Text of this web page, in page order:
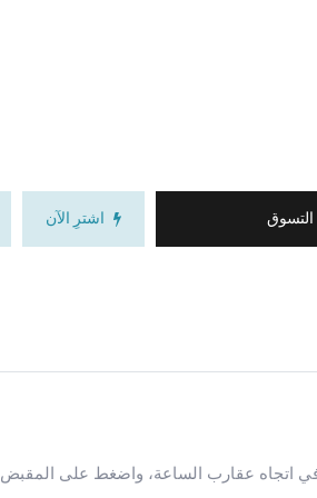
التسوق اشترِ الآن
اتجاه عقارب الساعة، واضغط على المقبض